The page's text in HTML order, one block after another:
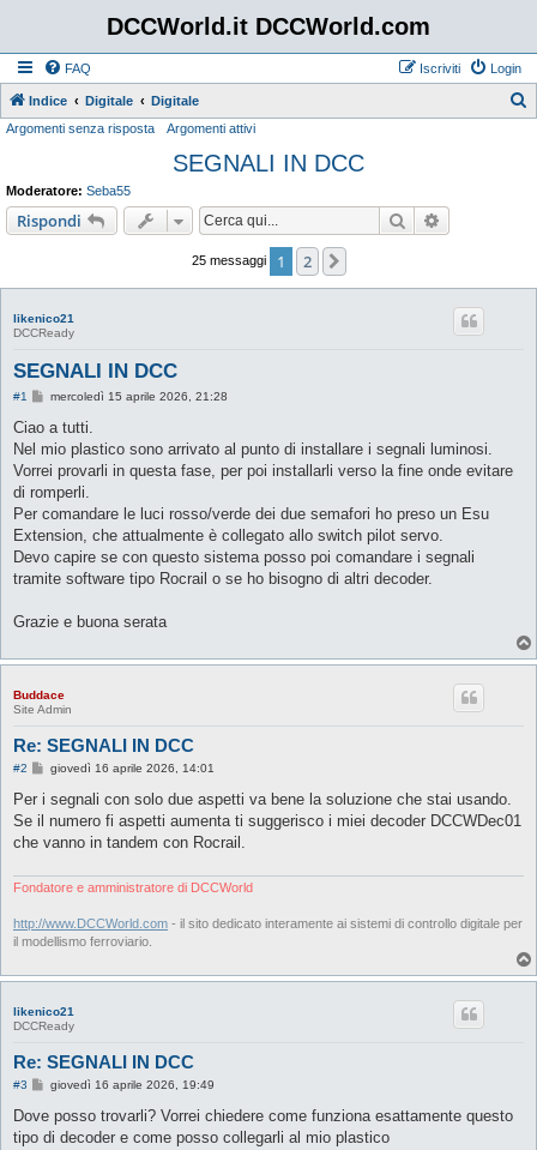
DCCWorld.it DCCWorld.com
FAQ Login
Iscriviti
Indice Digitale Digitale
Argomenti senza risposta Argomenti attivi
SEGNALI IN DCC
Moderatore: Seba55
Rispondi Cerca
25 messaggi 1 2
likenico21
DCCReady
SEGNALI IN DCC
#1
M
s
a
g
i
o
mercoledì 15 aprile 2026, 21:28
Ciao a tutti.
Nel mio plastico sono arrivato al punto di installare i segnali luminosi.
Vorrei provarli in questa fase, per poi installarli verso la fine onde evitare
di romperli.
Per comandare le luci rosso/verde dei due semafori ho preso un Esu
Extension, che attualmente è collegato allo switch pilot servo.
Devo capire se con questo sistema posso poi comandare i segnali
tramite software tipo Rocrail o se ho bisogno di altri decoder.
Grazie e buona serata
Buddace
Site Admin
Re: SEGNALI IN DCC
#2
M
s
a
g
o
giovedì 16 aprile 2026, 14:01
Per i segnali con solo due aspetti va bene la soluzione che stai usando.
Se il numero fi aspetti aumenta ti suggerisco i miei decoder DCCWDec01
che vanno in tandem con Rocrail.
Fondatore e amministratore di DCCWorld
http://www.DCCWorld.com - il sito dedicato interamente ai sistemi di controllo digitale per
il modellismo ferroviario.
likenico21
DCCReady
Re: SEGNALI IN DCC
#3
M
s
a
giovedì 16 aprile 2026, 19:49
Dove posso trovarli? Vorrei chiedere come funziona esattamente questo
tipo di decoder e come posso collegarli al mio plastico